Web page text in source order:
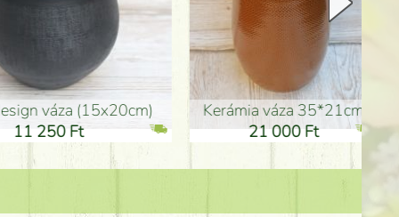
Kerámia váza 35*21cm
21 000 Ft
ballagó fiú fa betűző
1 300 Ft